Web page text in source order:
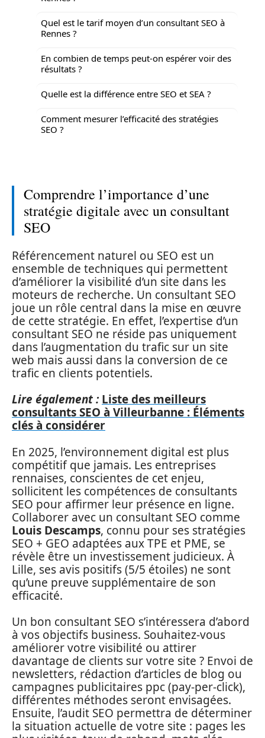
Quel est le tarif moyen d’un consultant SEO à
Rennes ?
En combien de temps peut-on espérer voir des
résultats ?
Quelle est la différence entre SEO et SEA ?
Comment mesurer l’efficacité des stratégies
SEO ?
Comprendre l’importance d’une
stratégie digitale avec un consultant
SEO
Référencement naturel ou SEO est un
ensemble de techniques qui permettent
d’améliorer la visibilité d’un site dans les
moteurs de recherche. Un consultant SEO
joue un rôle central dans la mise en œuvre
de cette stratégie. En effet, l’expertise d’un
consultant SEO ne réside pas uniquement
dans l’augmentation du trafic sur un site
web mais aussi dans la conversion de ce
trafic en clients potentiels.
Lire également : Liste des meilleurs
consultants SEO à Villeurbanne : Éléments
clés à considérer
En 2025, l’environnement digital est plus
compétitif que jamais. Les entreprises
rennaises, conscientes de cet enjeu,
sollicitent les compétences de consultants
SEO pour affirmer leur présence en ligne.
Collaborer avec un consultant SEO comme
Louis Descamps, connu pour ses stratégies
SEO + GEO adaptées aux TPE et PME, se
révèle être un investissement judicieux. À
Lille, ses avis positifs (5/5 étoiles) ne sont
qu’une preuve supplémentaire de son
efficacité.
Un bon consultant SEO s’intéressera d’abord
à vos objectifs business. Souhaitez-vous
améliorer votre visibilité ou attirer
davantage de clients sur votre site ? Envoi de
newsletters, rédaction d’articles de blog ou
campagnes publicitaires ppc (pay-per-click),
différentes méthodes seront envisagées.
Ensuite, l’audit SEO permettra de déterminer
la situation actuelle de votre site : pages les